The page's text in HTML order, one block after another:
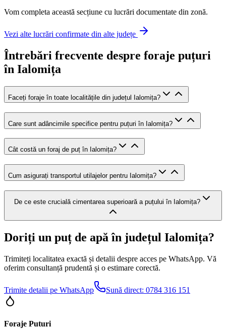
Vom completa această secțiune cu lucrări documentate din zonă.
Vezi alte lucrări confirmate din alte județe
Întrebări frecvente despre foraje puțuri
în Ialomița
Faceți foraje în toate localitățile din județul Ialomița?
Care sunt adâncimile specifice pentru puțuri în Ialomița?
Cât costă un foraj de puț în Ialomița?
Cum asigurați transportul utilajelor pentru Ialomița?
De ce este crucială cimentarea superioară a puțului în Ialomița?
Doriți un puț de apă în județul Ialomița?
Trimiteți localitatea exactă și detalii despre acces pe WhatsApp. Vă
oferim consultanță prudentă și o estimare corectă.
Trimite detalii pe WhatsApp Sună direct: 0784 316 151
Foraje Puturi